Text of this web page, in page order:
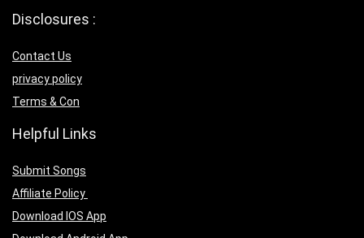
Disclosures :
Contact Us
privacy policy
Terms & Con
Helpful Links
Submit Songs
Affiliate Policy
Download IOS App